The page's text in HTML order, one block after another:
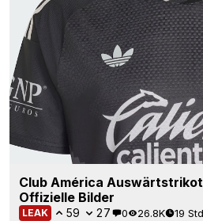
Club América
Offizielle Bilder
LEAK 59 27 0 26.8K 19